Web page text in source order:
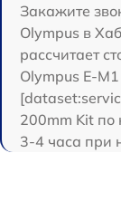
Закажите
Olympus в
рассчитает
Olympus
200mm Kit по
3-4 часа при